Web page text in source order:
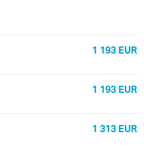
1 193 EUR
1 193 EUR
1 313 EUR